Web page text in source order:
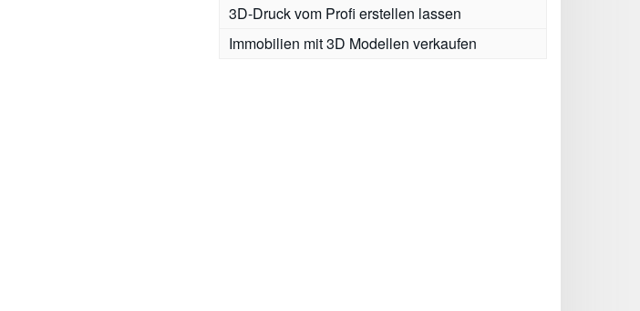
3D-Druck vom Profi erstellen lassen
Immobilien mit 3D Modellen verkaufen